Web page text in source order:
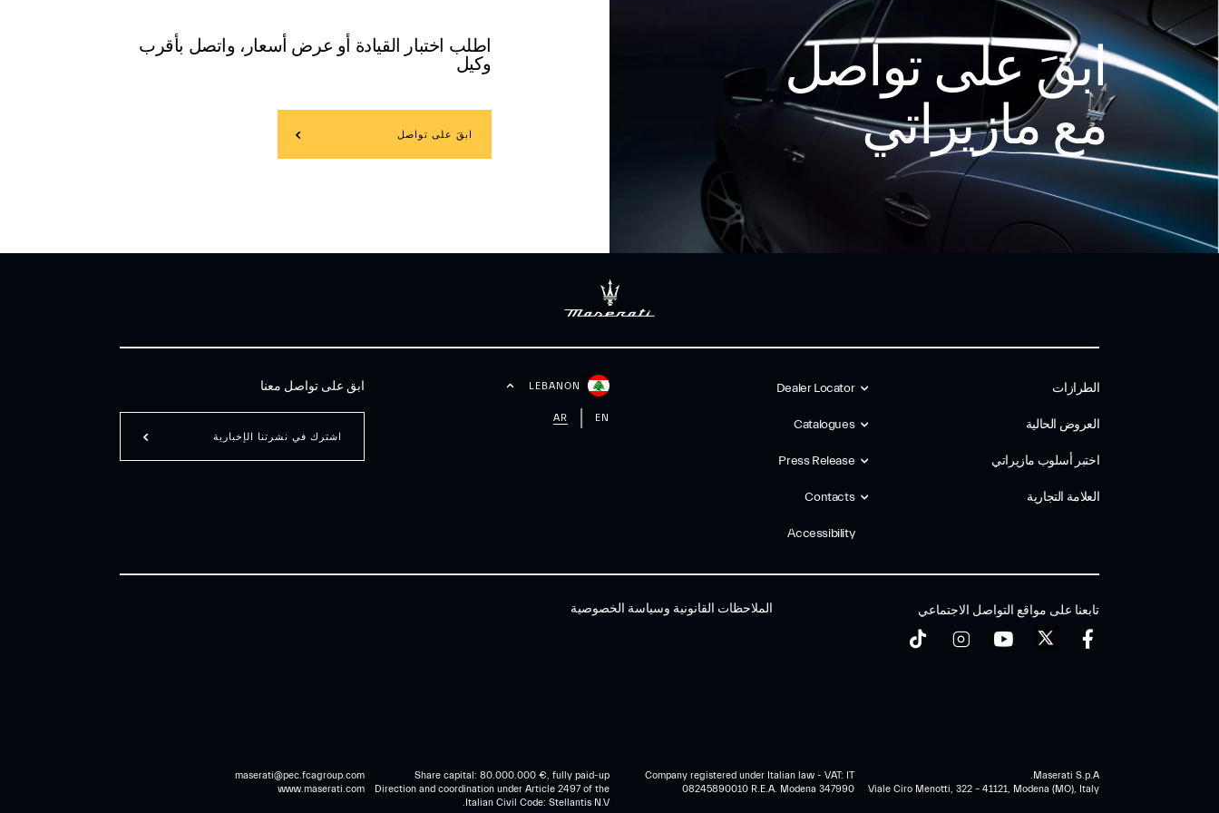
ابقَ على تواصل
مع مازيراتي
اطلب اختبار القيادة أو عرض أسعار، واتصل بأقرب
وكيل
ابقَ على تواصل
الطرازات
العروض الحالية
اختبر أسلوب مازیراتي
العلامة التجارية
Dealer Locator
Catalogues
Press Release
Contacts
Accessibility
LEBANON
EN
AR
ابق على تواصل معنا
اشترك في نشرتنا الإخبارية
تابعنا على مواقع التواصل الاجتماعي الملاحظات القانونية وسياسة الخصوصية
Maserati S.p.A.
Viale Ciro Menotti, 322 – 41121, Modena (MO), Italy
Company registered under Italian law - VAT: IT
08245890010 R.E.A. Modena 347990
Share capital: 80.000.000 €, fully paid-up
Direction and coordination under Article 2497 of the
Italian Civil Code: Stellantis N.V.
maserati@pec.fcagroup.com
www.maserati.com